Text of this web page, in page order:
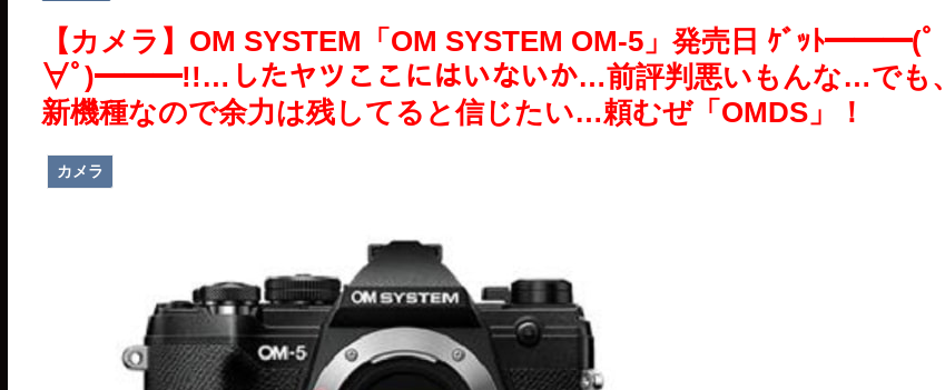
【カメラ】OM SYSTEM「OM SYSTEM OM-5」発売日 ｹﾞｯﾄ━━━(ﾟ
∀ﾟ)━━━!!…したヤツここにはいないか…前評判悪いもんな…でも、
新機種なので余力は残してると信じたい…頼むぜ「OMDS」！
カメラ